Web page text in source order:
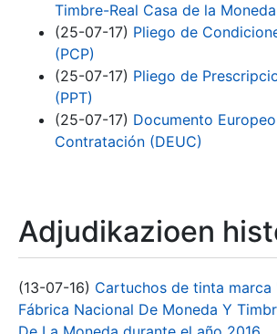
Timbre-Real Casa de la
(25-07-17) Pliego de
(PCP)
(25-07-17) Pliego de
(PPT)
(25-07-17) Documento
Contratación (DEUC)
Adjudikazioen
(13-07-16) Cartuchos de tinta marca
Fábrica Nacional De Moneda Y